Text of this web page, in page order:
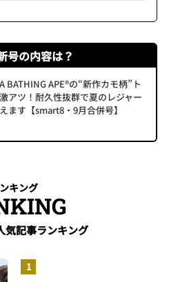
号の内容は？
BATHING APE®の“新作カモ柄”ト
アツ！耐久性抜群で夏のレジャー
ます【smart8・9月合併号】
キング
気記事ランキング